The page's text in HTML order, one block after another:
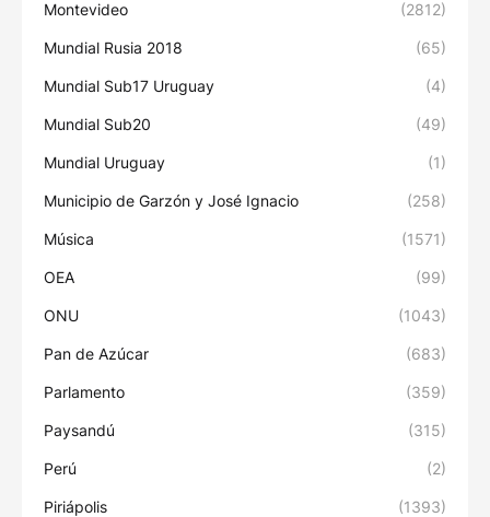
Montevideo (2812)
Mundial Rusia 2018 (65)
Mundial Sub17 Uruguay (4)
Mundial Sub20 (49)
Mundial Uruguay (1)
Municipio de Garzón y José Ignacio (258)
Música (1571)
OEA (99)
ONU (1043)
Pan de Azúcar (683)
Parlamento (359)
Paysandú (315)
Perú (2)
Piriápolis (1393)